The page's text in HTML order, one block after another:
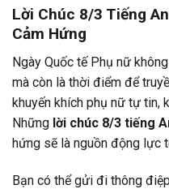
Lời Chúc 8/3 Tiếng
Cảm Hứng
Ngày Quốc tế Phụ nữ
mà còn là thời điểm để
khuyến khích phụ nữ tự tin,
Những lời chúc 8/3 tiếng
hứng sẽ là nguồn động lực
Bạn có thể gửi đi thông